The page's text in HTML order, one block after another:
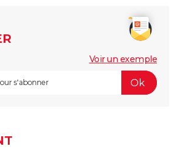
Voir un exemple